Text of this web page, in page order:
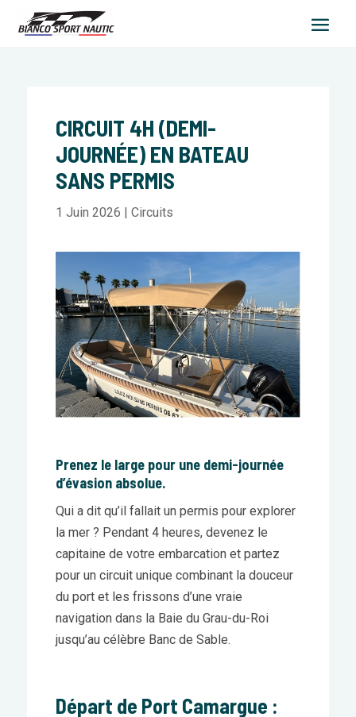
CIRCUIT 4H (DEMI-
JOURNÉE) EN BATEAU
SANS PERMIS
1 Juin 2026 | Circuits
Prenez le large pour une demi-journée
d’évasion absolue.
Qui a dit qu’il fallait un permis pour explorer
la mer ? Pendant 4 heures, devenez le
capitaine de votre embarcation et partez
pour un circuit unique combinant la douceur
du port et les frissons d’une vraie
navigation dans la Baie du Grau-du-Roi
jusqu’au célèbre Banc de Sable.
Départ de Port Camargue :